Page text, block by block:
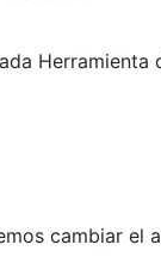
Herramienta
cambiar el